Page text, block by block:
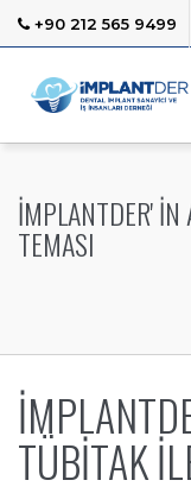
+90 212 565 9499
İMPLANTDER' İN
TEMASI
TÜBİTAK